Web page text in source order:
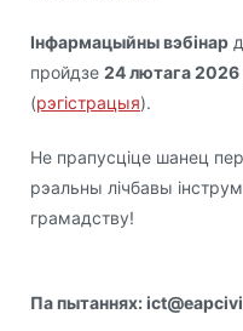
Інфармацыйны вэбінар
пройдзе 24 лютага 2026
(рэгістрацыя).
Не прапусціце шанец
рэальны лічбавы
грамадству!
Па пытаннях: